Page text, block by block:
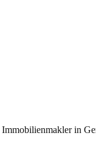
Immobilienmaklerin